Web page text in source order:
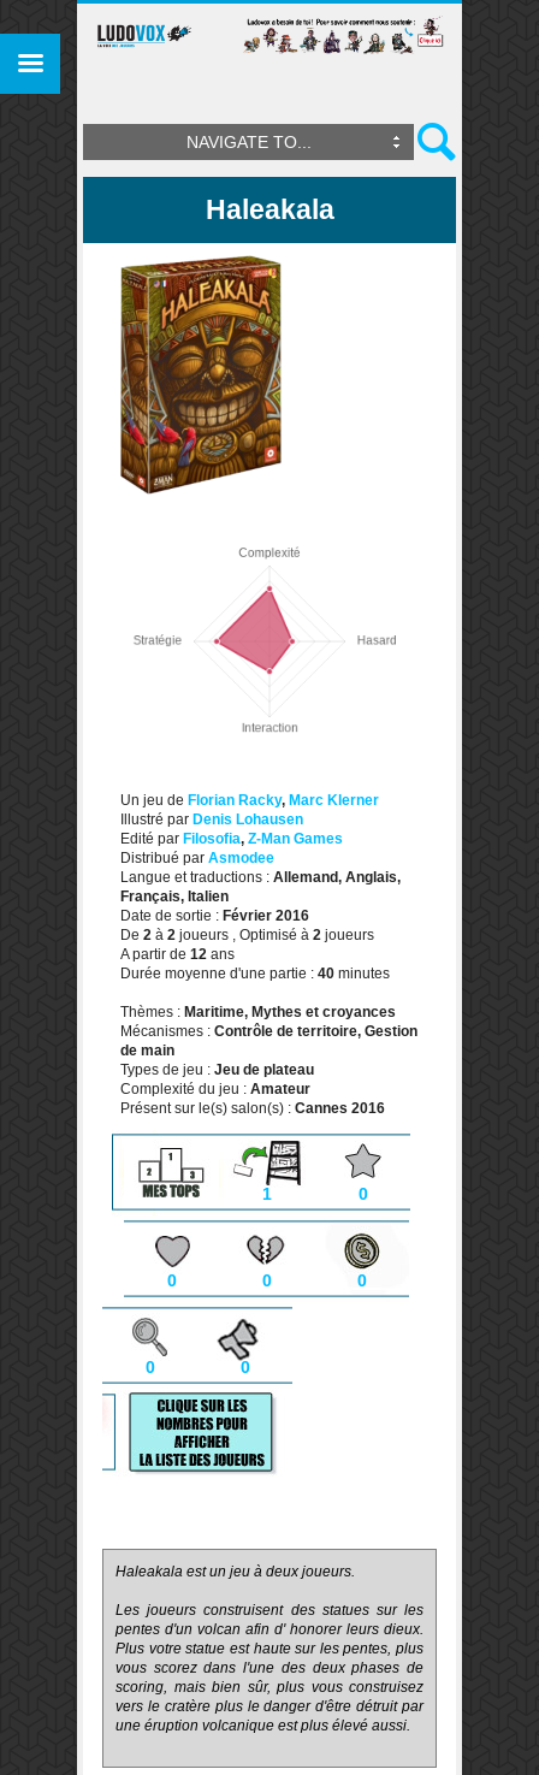
NAVIGATE TO...
Haleakala
Un jeu de Florian Racky, Marc Klerner
Illustré par Denis Lohausen
Edité par Filosofia, Z-Man Games
Distribué par Asmodee
Langue et traductions : Allemand, Anglais,
Français, Italien
Date de sortie : Février 2016
De 2 à 2 joueurs , Optimisé à 2 joueurs
A partir de 12 ans
Durée moyenne d'une partie : 40 minutes
Thèmes : Maritime, Mythes et croyances
Mécanismes : Contrôle de territoire, Gestion
de main
Types de jeu : Jeu de plateau
Complexité du jeu : Amateur
Présent sur le(s) salon(s) : Cannes 2016
1 0
0 0 0
0 0
Haleakala est un jeu à deux joueurs.
Les joueurs construisent des statues sur les
pentes d'un volcan afin d' honorer leurs dieux.
Plus votre statue est haute sur les pentes, plus
vous scorez dans l'une des deux phases de
scoring, mais bien sûr, plus vous construisez
vers le cratère plus le danger d'être détruit par
une éruption volcanique est plus élevé aussi.